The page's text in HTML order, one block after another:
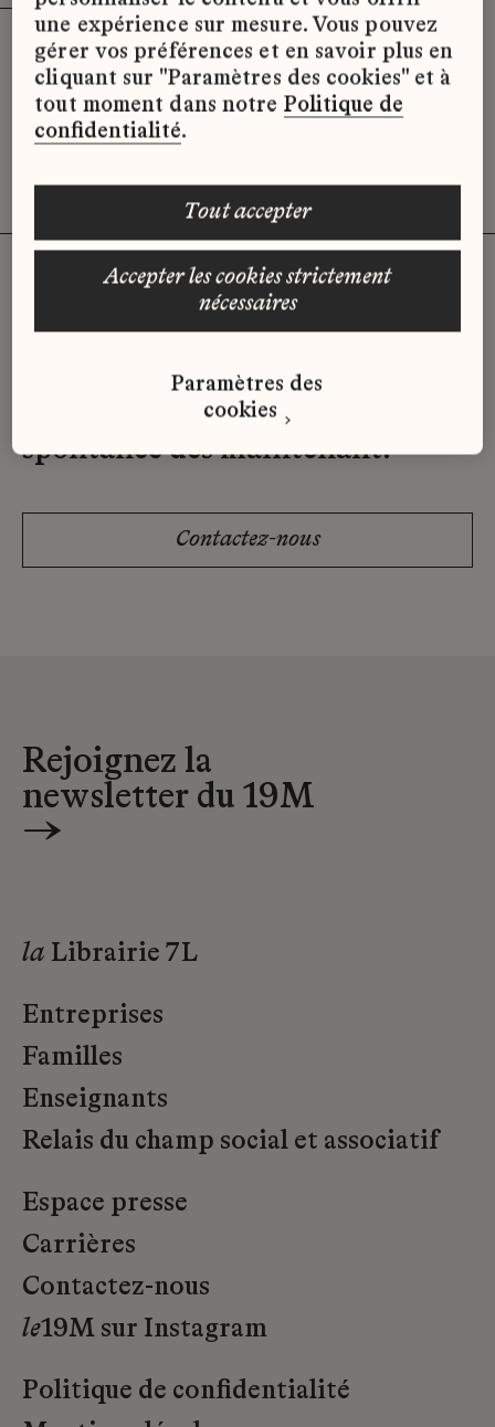
Désolé, il semble qu’il n’y ait pas
d’offres d’emploi disponibles pour le
moment.
Vous n'avez pas trouvé d'offre
qui correspond à votre profil ?
Envoyez-nous votre candidature
spontanée dès maintenant.
Contactez-nous
Rejoignez la
newsletter du 19M
→
la Librairie 7L
Entreprises
Familles
Enseignants
Relais du champ social et associatif
Espace presse
Carrières
Contactez-nous
le19M sur Instagram
Politique de confidentialité
une expérience sur mesure. Vous pouvez
gérer vos préférences et en savoir plus en
cliquant sur "Paramètres des cookies" et à
tout moment dans notre Politique de
confidentialité.
accepter les cookies strictement
nécessaires
tout accepter
Paramètres des
cookies